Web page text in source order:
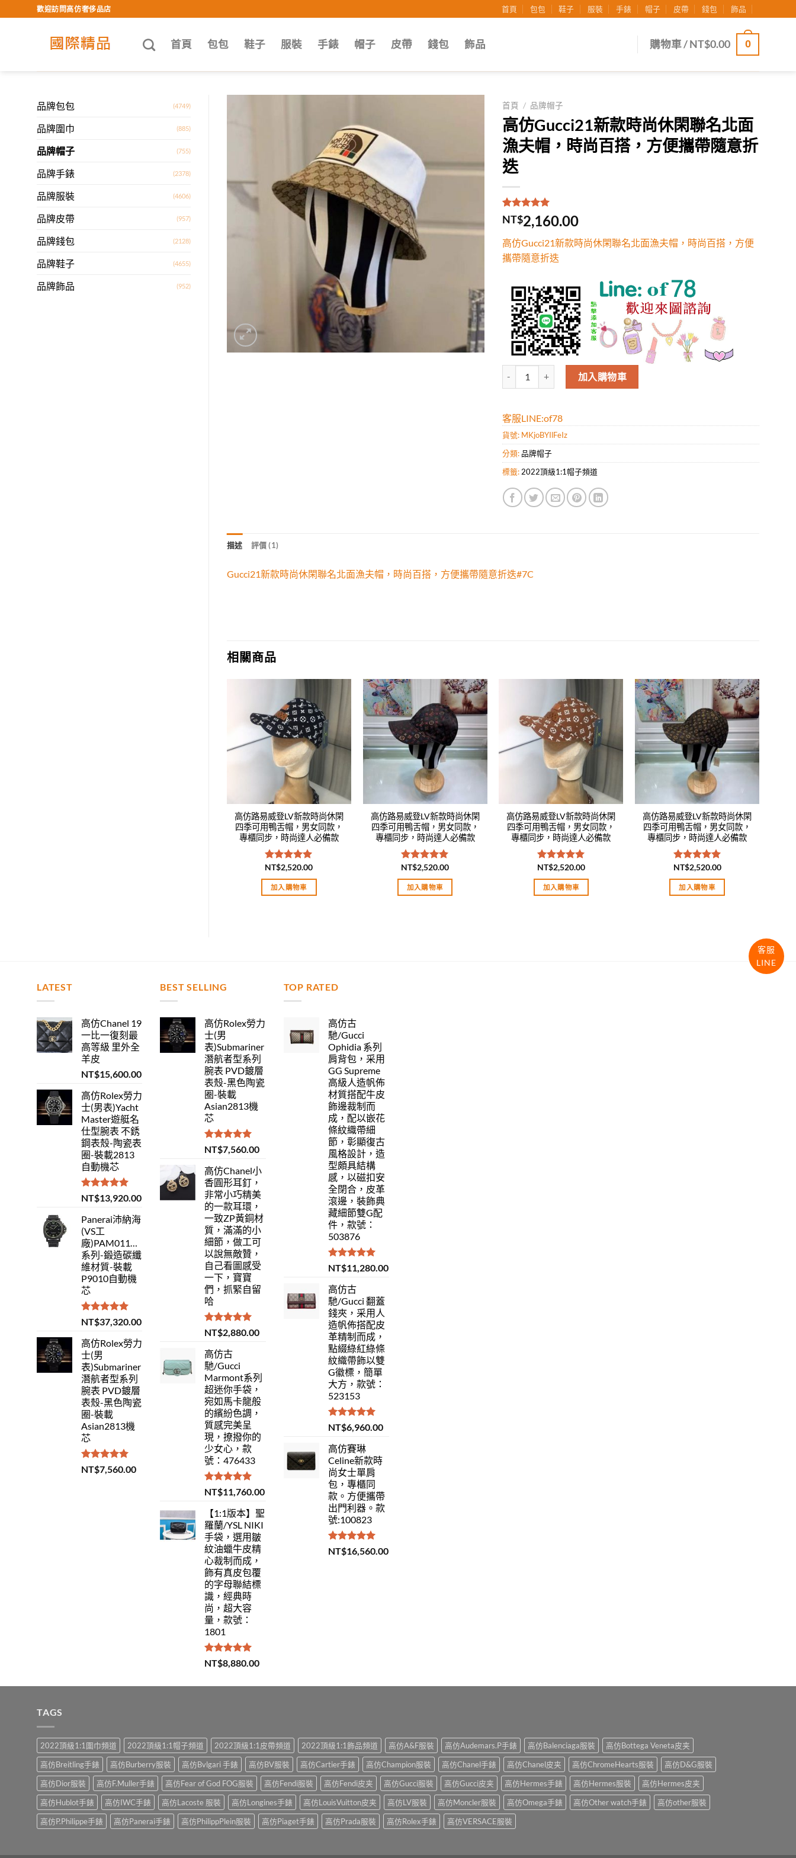
to
歡迎訪問高仿奢侈品店 首頁 包包 鞋子 服裝 手錶 帽子 皮帶 錢包 飾品
首頁 包包 鞋子 服裝 手錶 帽子 皮帶 錢包 飾品 購物車 /NT$0.00 0
品牌包包 (4749)
品牌圍巾 (885)
品牌帽子 (755)
品牌手錶 (2378)
品牌服裝 (4606)
品牌皮帶 (957)
品牌錢包 (2128)
品牌鞋子 (4655)
品牌飾品 (952)
首頁 / 品牌帽子
高仿Gucci21新款時尚休閑聯名北面
漁夫帽，時尚百搭，方便攜帶隨意折
迭
評分5.00 /
5，已有
1
位
分
NT$2,160.00
高仿Gucci21新款時尚休閑聯名北面漁夫帽，時尚百搭，方便
攜帶隨意折迭
高仿Gucci21新款時尚休閑聯名北面漁夫帽，時尚百搭，方便攜帶隨意折迭 數量
加入購物車
客服LINE:of78
貨號: MKjoBYIlFeIz
分類: 品牌帽子
標籤: 2022頂級1:1帽子頻道
描述 評價 (1)
Gucci21新款時尚休閑聯名北面漁夫帽，時尚百搭，方便攜帶隨意折迭#7C
相關商品
Add to
wishlist
高仿路易威登LV新款時尚休閑
四季可用鴨舌帽，男女同款，
專櫃同步，時尚達人必備款
評分5.00
滿分 5
NT$2,520.00
加入購物車
Add to
wishlist
高仿路易威登LV新款時尚休閑
四季可用鴨舌帽，男女同款，
專櫃同步，時尚達人必備款
評分5.00
滿分 5
NT$2,520.00
加入購物車
Add to
wishlist
高仿路易威登LV新款時尚休閑
四季可用鴨舌帽，男女同款，
專櫃同步，時尚達人必備款
評分5.00
滿分 5
NT$2,520.00
加入購物車
Add to
wishlist
高仿路易威登LV新款時尚休閑
四季可用鴨舌帽，男女同款，
專櫃同步，時尚達人必備款
評分5.00
滿分 5
NT$2,520.00
加入購物車
LATEST
高仿Chanel 19
一比一復刻最
高等級 里外全
羊皮
NT$15,600.00
高仿Rolex勞力
士(男表)Yacht
Master遊艇名
仕型腕表 不銹
鋼表殼-陶瓷表
圈-裝載2813
自動機芯
評分5.00
滿分 5
NT$13,920.00
Panerai沛納海
(VS工
廠)PAM01118Luminor
系列-鍛造碳纖
維材質-裝載
P9010自動機
芯
評分5.00
滿分 5
NT$37,320.00
高仿Rolex勞力
士(男
表)Submariner
潛航者型系列
腕表 PVD鍍層
表殼-黑色陶瓷
圈-裝載
Asian2813機
芯
評分 5.00
滿分 5
NT$7,560.00
BEST SELLING
高仿Rolex勞力
士(男
表)Submariner
潛航者型系列
腕表 PVD鍍層
表殼-黑色陶瓷
圈-裝載
Asian2813機
芯
評分 5.00
滿分 5
NT$7,560.00
高仿Chanel小
香圓形耳釘，
非常小巧精美
的一款耳環，
一致ZP黃銅材
質，滿滿的小
細節，做工可
以說無敵贊，
自己看圖感受
一下，寶寶
們，抓緊自留
哈
評分 5.00
滿分 5
NT$2,880.00
高仿古
馳/Gucci
Marmont系列
超迷你手袋，
宛如馬卡龍般
的繽紛色調，
質感完美呈
現，撩撥你的
少女心，款
號：476433
評分5.00
滿分 5
NT$11,760.00
【1:1版本】聖
羅蘭/YSL NIKI
手袋，選用皺
紋油蠟牛皮精
心裁制而成，
飾有真皮包覆
的字母聯結標
識，經典時
尚，超大容
量，款號：
1801
評分 5.00
滿分 5
NT$8,880.00
TOP RATED
高仿古
馳/Gucci
Ophidia 系列
肩背包，采用
GG Supreme
高級人造帆佈
材質搭配牛皮
飾邊裁制而
成，配以嵌花
條紋織帶細
節，彰顯復古
風格設計，造
型頗具結構
感，以磁扣安
全閉合，皮革
滾邊，裝飾典
藏細節雙G配
件，款號：
503876
評分5.00
滿分 5
NT$11,280.00
高仿古
馳/Gucci 翻蓋
錢夾，采用人
造帆佈搭配皮
革精制而成，
點綴綠紅綠條
紋織帶飾以雙
G徽標，簡單
大方，款號：
523153
評分5.00
滿分 5
NT$6,960.00
高仿賽琳
Celine新款時
尚女士單肩
包，專櫃同
款。方便攜帶
出門利器。款
號:100823
評分5.00
滿分 5
NT$16,560.00
TAGS
2022頂級1:1圍巾頻道 2022頂級1:1帽子頻道 2022頂級1:1皮帶頻道 2022頂級1:1飾品頻道 高仿A&F服裝 高仿Audemars.P手錶 高仿Balenciaga服裝
高仿Bottega Veneta皮夹
高仿Breitling手錶
高仿Burberry服裝 高仿Bvlgari 手錶 高仿BV服裝 高仿Cartier手錶 高仿Champion服裝 高仿Chanel手錶 高仿Chanel皮夹 高仿ChromeHearts服裝
高仿D&G服裝
高仿Dior服裝
高仿F.Muller手錶 高仿Fear of God FOG服裝 高仿Fendi服裝 高仿Fendi皮夹 高仿Gucci服裝 高仿Gucci皮夹 高仿Hermes手錶 高仿Hermes服裝
高仿Hermes皮夹
高仿Hublot手錶
高仿IWC手錶 高仿Lacoste 服裝 高仿Longines手錶 高仿LouisVuitton皮夹 高仿LV服裝 高仿Moncler服裝 高仿Omega手錶 高仿Other watch手錶
高仿other服裝
高仿P.Philippe手錶
高仿Panerai手錶 高仿PhilippPlein服裝 高仿Piaget手錶 高仿Prada服裝 高仿Rolex手錶 高仿VERSACE服裝
客服
LINE